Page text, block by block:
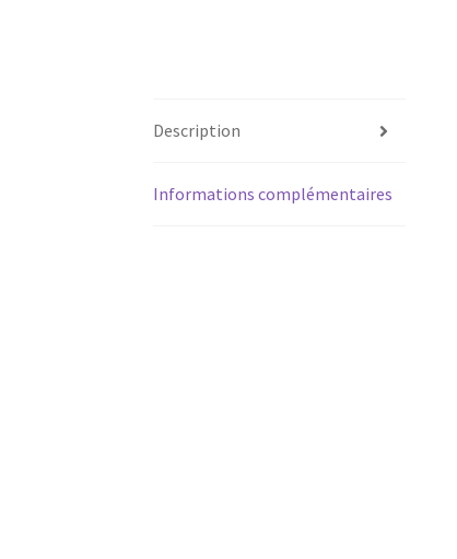
Description
Informations complémentaires